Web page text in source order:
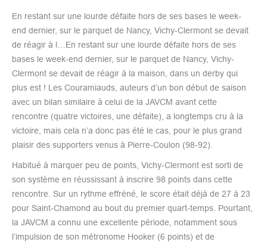
En restant sur une lourde défaite hors de ses bases le week-
end dernier, sur le parquet de Nancy, Vichy-Clermont se devait
de réagir à l…En restant sur une lourde défaite hors de ses
bases le week-end dernier, sur le parquet de Nancy, Vichy-
Clermont se devait de réagir à la maison, dans un derby qui
plus est ! Les Couramiauds, auteurs d’un bon début de saison
avec un bilan similaire à celui de la JAVCM avant cette
rencontre (quatre victoires, une défaite), a longtemps cru à la
victoire, mais cela n’a donc pas été le cas, pour le plus grand
plaisir des supporters venus à Pierre-Coulon (98-92).
Habitué à marquer peu de points, Vichy-Clermont est sorti de
son système en réussissant à inscrire 98 points dans cette
rencontre. Sur un rythme effréné, le score était déjà de 27 à 23
pour Saint-Chamond au bout du premier quart-temps. Pourtant,
la JAVCM a connu une excellente période, notamment sous
l’impulsion de son métronome Hooker (6 points) et de